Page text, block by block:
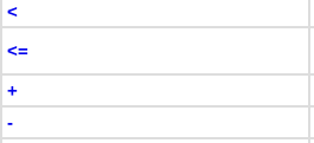
<
<=
+
-